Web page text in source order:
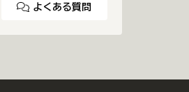
よくある質問